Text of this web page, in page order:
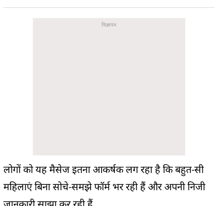
लोगों को यहमैसेजइतना आकर्षक लगरहाहैकि बहुत-सी
महिलाएं बिना सोचे-समझेफॉर्मभर रही हैं और अपनीनिजी